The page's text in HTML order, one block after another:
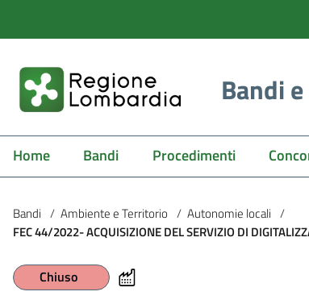
Bandi
Home Bandi Procedimenti
Bandi / Ambiente e Territorio / Autonomie locali /
FEC 44/2022- ACQUISIZIONE DEL SERVIZIO DI
Chiuso